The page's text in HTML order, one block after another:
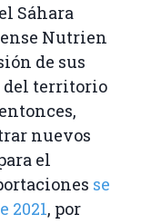
Sáhara
Nutrien
de sus
del territorio
nuevos
el
se
2021, por